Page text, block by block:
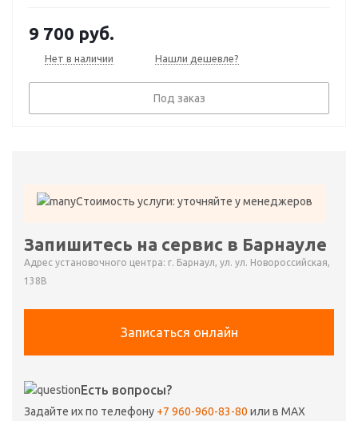
9 700 руб.
Нет в наличии Нашли дешевле?
Под заказ
Стоимость услуги: уточняйте у менеджеров
Запишитесь на сервис в Барнауле
Адрес установочного центра: г. Барнаул, ул. ул. Новороссийская,
138В
Записаться онлайн
Есть вопросы?
Задайте их по телефону +7 960-960-83-80 или в MAX